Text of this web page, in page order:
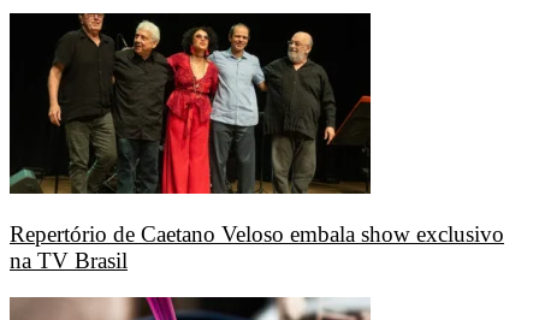
Repertório de Caetano Veloso embala show exclusivo
na TV Brasil